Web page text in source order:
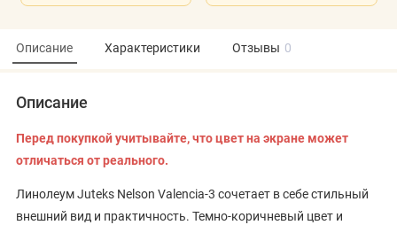
Описание Характеристики Отзывы 0
Описание
Перед покупкой учитывайте, что цвет на экране может
отличаться от реального.
Линолеум Juteks Nelson Valencia-3 сочетает в себе стильный
внешний вид и практичность. Темно-коричневый цвет и